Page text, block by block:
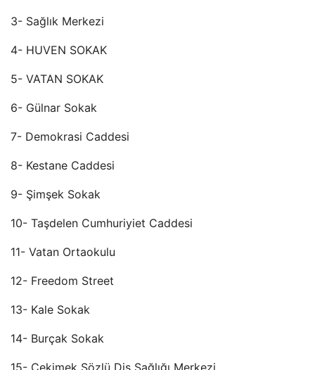
3- Sağlık Merkezi
4- HUVEN SOKAK
5- VATAN SOKAK
6- Gülnar Sokak
7- Demokrasi Caddesi
8- Kestane Caddesi
9- Şimşek Sokak
10- Taşdelen Cumhuriyiet Caddesi
11- Vatan Ortaokulu
12- Freedom Street
13- Kale Sokak
14- Burçak Sokak
15- Çekimek Sözlü Diş Sağlığı Merkezi